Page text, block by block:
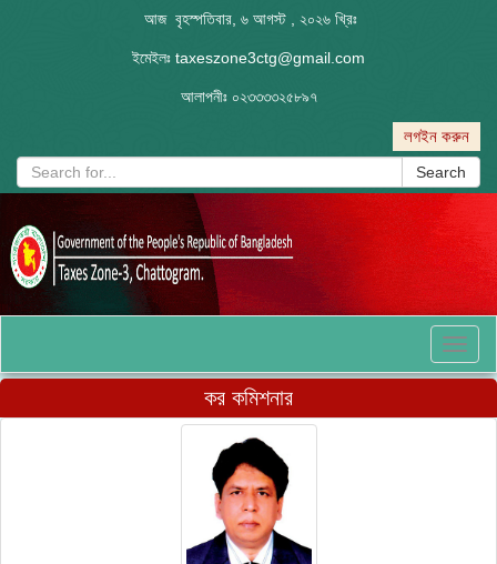
আজ বৃহস্পতিবার, ৬ আগস্ট , ২০২৬ খ্রিঃ
ইমেইলঃ taxeszone3ctg@gmail.com
আলাপনীঃ ০২৩৩৩৩২৫৮৯৭
লগইন করুন
Search
কর কমিশনার